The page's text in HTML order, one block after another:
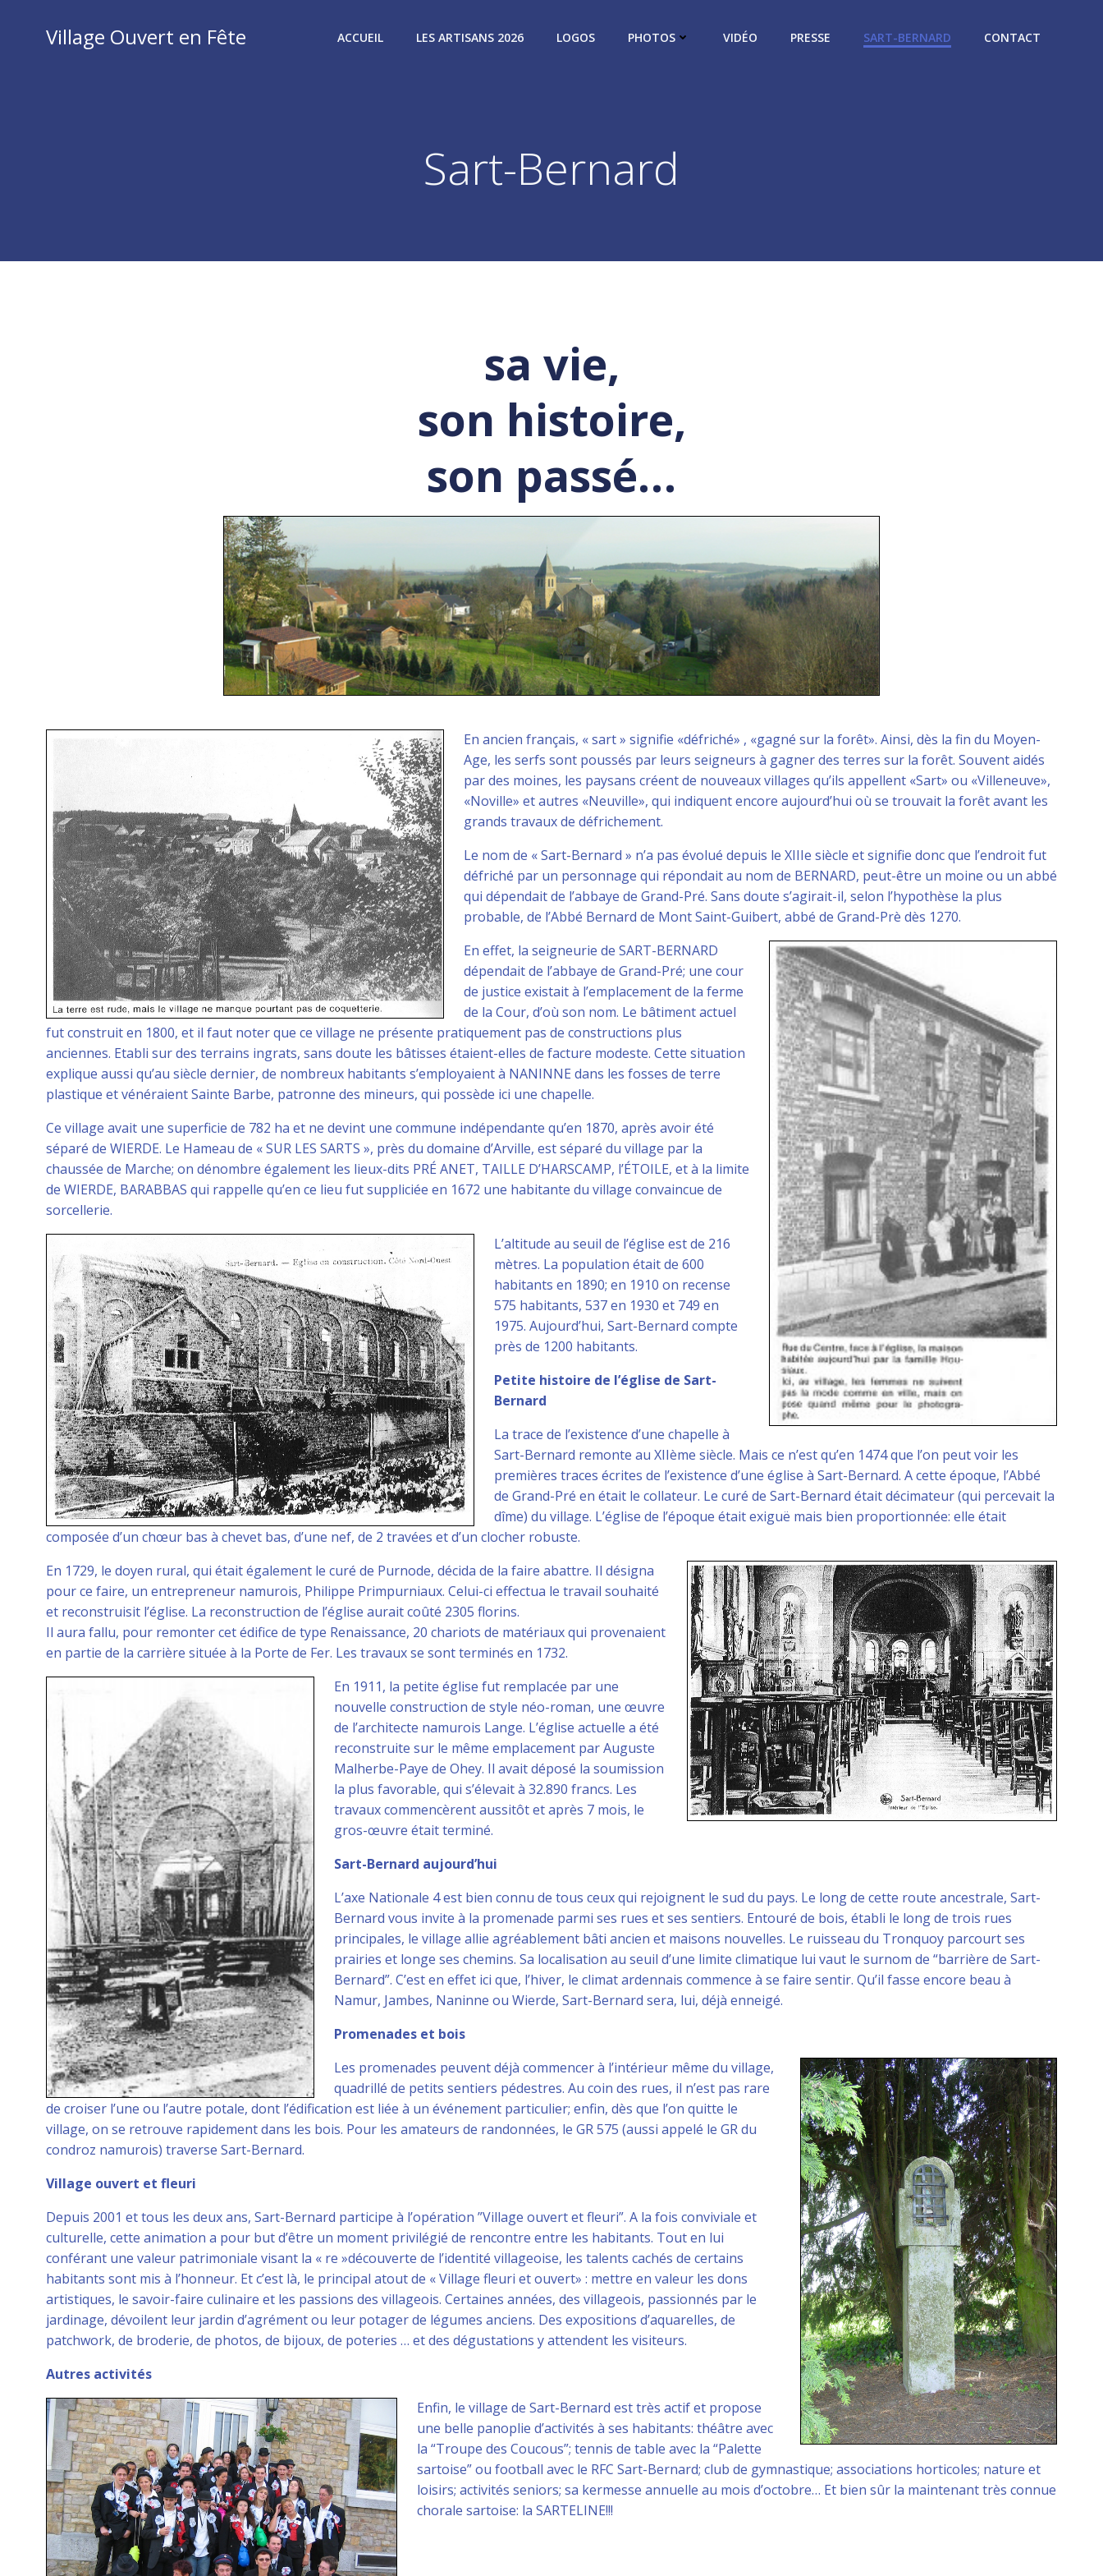
Village Ouvert en Fête ACCUEIL LES ARTISANS 2026 LOGOS PHOTOS VIDÉO PRESSE SART-BERNARD CONTACT
Sart-Bernard
sa vie,
son histoire,
son passé…
En ancien français, « sart » signifie «défriché» , «gagné sur la forêt». Ainsi, dès la fin du Moyen-
Age, les serfs sont poussés par leurs seigneurs à gagner des terres sur la forêt. Souvent aidés
par des moines, les paysans créent de nouveaux villages qu’ils appellent «Sart» ou «Villeneuve»,
«Noville» et autres «Neuville», qui indiquent encore aujourd’hui où se trouvait la forêt avant les
grands travaux de défrichement.
Le nom de « Sart-Bernard » n’a pas évolué depuis le XIIIe siècle et signifie donc que l’endroit fut
défriché par un personnage qui répondait au nom de BERNARD, peut-être un moine ou un abbé
qui dépendait de l’abbaye de Grand-Pré. Sans doute s’agirait-il, selon l’hypothèse la plus
probable, de l’Abbé Bernard de Mont Saint-Guibert, abbé de Grand-Prè dès 1270.
En effet, la seigneurie de SART-BERNARD
dépendait de l’abbaye de Grand-Pré; une cour
de justice existait à l’emplacement de la ferme
de la Cour, d’où son nom. Le bâtiment actuel
fut construit en 1800, et il faut noter que ce village ne présente pratiquement pas de constructions plus
anciennes. Etabli sur des terrains ingrats, sans doute les bâtisses étaient-elles de facture modeste. Cette situation
explique aussi qu’au siècle dernier, de nombreux habitants s’employaient à NANINNE dans les fosses de terre
plastique et vénéraient Sainte Barbe, patronne des mineurs, qui possède ici une chapelle.
Ce village avait une superficie de 782 ha et ne devint une commune indépendante qu’en 1870, après avoir été
séparé de WIERDE. Le Hameau de « SUR LES SARTS », près du domaine d’Arville, est séparé du village par la
chaussée de Marche; on dénombre également les lieux-dits PRÉ ANET, TAILLE D’HARSCAMP, l’ÉTOILE, et à la limite
de WIERDE, BARABBAS qui rappelle qu’en ce lieu fut suppliciée en 1672 une habitante du village convaincue de
sorcellerie.
L’altitude au seuil de l’église est de 216
mètres. La population était de 600
habitants en 1890; en 1910 on recense
575 habitants, 537 en 1930 et 749 en
1975. Aujourd’hui, Sart-Bernard compte
près de 1200 habitants.
Petite histoire de l’église de Sart-
Bernard
La trace de l’existence d’une chapelle à
Sart-Bernard remonte au XIIème siècle. Mais ce n’est qu’en 1474 que l’on peut voir les
premières traces écrites de l’existence d’une église à Sart-Bernard. A cette époque, l’Abbé
de Grand-Pré en était le collateur. Le curé de Sart-Bernard était décimateur (qui percevait la
dîme) du village. L’église de l’époque était exiguë mais bien proportionnée: elle était
composée d’un chœur bas à chevet bas, d’une nef, de 2 travées et d’un clocher robuste.
En 1729, le doyen rural, qui était également le curé de Purnode, décida de la faire abattre. Il désigna
pour ce faire, un entrepreneur namurois, Philippe Primpurniaux. Celui-ci effectua le travail souhaité
et reconstruisit l’église. La reconstruction de l’église aurait coûté 2305 florins.
Il aura fallu, pour remonter cet édifice de type Renaissance, 20 chariots de matériaux qui provenaient
en partie de la carrière située à la Porte de Fer. Les travaux se sont terminés en 1732.
En 1911, la petite église fut remplacée par une
nouvelle construction de style néo-roman, une œuvre
de l’architecte namurois Lange. L’église actuelle a été
reconstruite sur le même emplacement par Auguste
Malherbe-Paye de Ohey. Il avait déposé la soumission
la plus favorable, qui s’élevait à 32.890 francs. Les
travaux commencèrent aussitôt et après 7 mois, le
gros-œuvre était terminé.
Sart-Bernard aujourd’hui
L’axe Nationale 4 est bien connu de tous ceux qui rejoignent le sud du pays. Le long de cette route ancestrale, Sart-
Bernard vous invite à la promenade parmi ses rues et ses sentiers. Entouré de bois, établi le long de trois rues
principales, le village allie agréablement bâti ancien et maisons nouvelles. Le ruisseau du Tronquoy parcourt ses
prairies et longe ses chemins. Sa localisation au seuil d’une limite climatique lui vaut le surnom de “barrière de Sart-
Bernard”. C’est en effet ici que, l’hiver, le climat ardennais commence à se faire sentir. Qu’il fasse encore beau à
Namur, Jambes, Naninne ou Wierde, Sart-Bernard sera, lui, déjà enneigé.
Promenades et bois
Les promenades peuvent déjà commencer à l’intérieur même du village,
quadrillé de petits sentiers pédestres. Au coin des rues, il n’est pas rare
de croiser l’une ou l’autre potale, dont l’édification est liée à un événement particulier; enfin, dès que l’on quitte le
village, on se retrouve rapidement dans les bois. Pour les amateurs de randonnées, le GR 575 (aussi appelé le GR du
condroz namurois) traverse Sart-Bernard.
Village ouvert et fleuri
Depuis 2001 et tous les deux ans, Sart-Bernard participe à l’opération ”Village ouvert et fleuri”. A la fois conviviale et
culturelle, cette animation a pour but d’être un moment privilégié de rencontre entre les habitants. Tout en lui
conférant une valeur patrimoniale visant la « re »découverte de l’identité villageoise, les talents cachés de certains
habitants sont mis à l’honneur. Et c’est là, le principal atout de « Village fleuri et ouvert» : mettre en valeur les dons
artistiques, le savoir-faire culinaire et les passions des villageois. Certaines années, des villageois, passionnés par le
jardinage, dévoilent leur jardin d’agrément ou leur potager de légumes anciens. Des expositions d’aquarelles, de
patchwork, de broderie, de photos, de bijoux, de poteries … et des dégustations y attendent les visiteurs.
Autres activités
Enfin, le village de Sart-Bernard est très actif et propose
une belle panoplie d’activités à ses habitants: théâtre avec
la “Troupe des Coucous”; tennis de table avec la “Palette
sartoise” ou football avec le RFC Sart-Bernard; club de gymnastique; associations horticoles; nature et
loisirs; activités seniors; sa kermesse annuelle au mois d’octobre… Et bien sûr la maintenant très connue
chorale sartoise: la SARTELINE!!!